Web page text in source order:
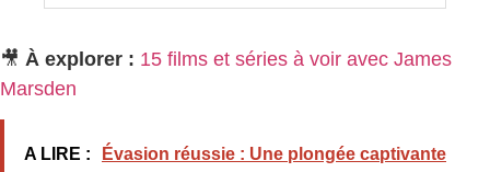
🎥 À explorer : 15 films et séries à voir avec James
Marsden
A LIRE :
Évasion réussie : Une plongée captivante